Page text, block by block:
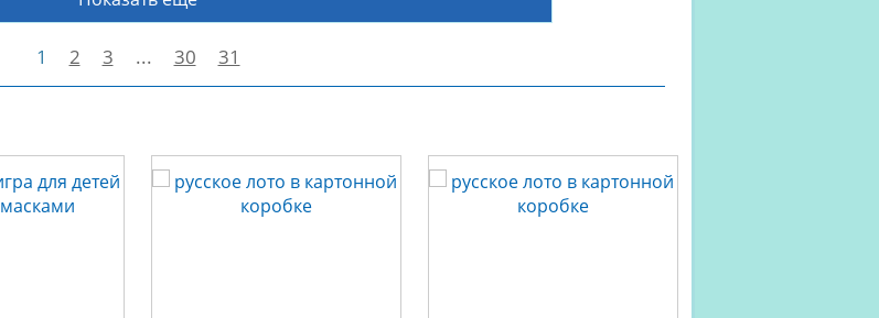
1 2 3 ... 30 31